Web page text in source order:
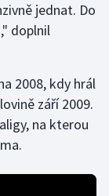
jednat. Do
doplnil
2008, kdy hrál
září 2009.
na kterou